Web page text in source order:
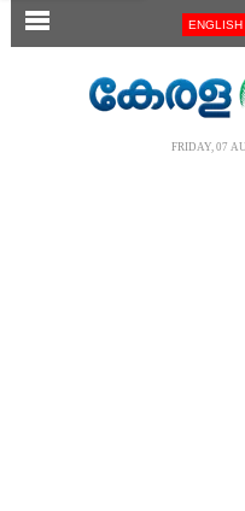
SECTIONS ENGLISH
FRIDAY, 07